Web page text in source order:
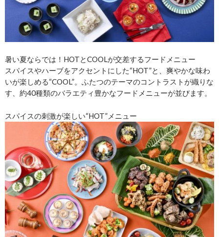
暑い夏ならでは！HOTとCOOLが交差するフードメニュー
スパイスやハーブをアクセントにした“HOT”と、爽やかな味わ
いが楽しめる“COOL”。ふたつのテーマのコントラストが織りな
す、約40種類のバラエティ豊かなフードメニューが並びます。
スパイスの刺激が楽しい“HOT”メニュー